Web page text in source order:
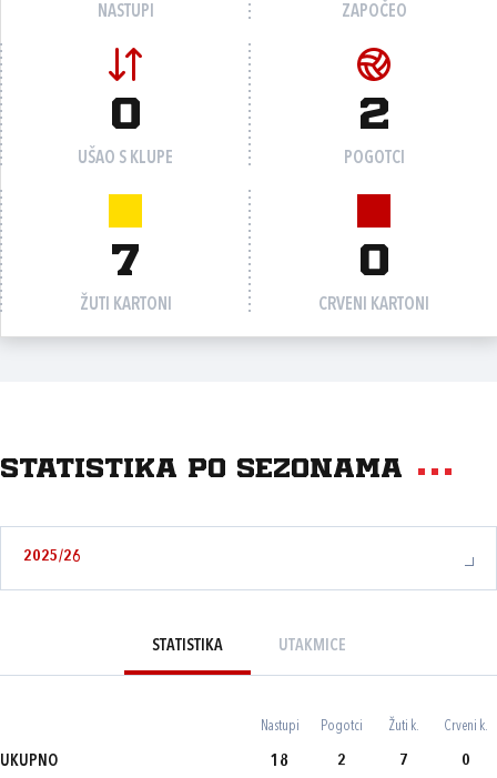
NASTUPI ZAPOČEO
0
UŠAO S KLUPE
2
POGOTCI
7
ŽUTI KARTONI
0
CRVENI KARTONI
Statistika po sezonama
2025/26
STATISTIKA UTAKMICE
Nastupi Pogotci Žuti k. Crveni k.
UKUPNO 18 2 7 0